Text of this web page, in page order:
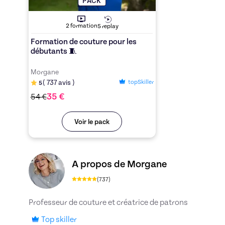
2formation5 replay
Formation de couture pour les
débutants 🧵
Morgane
5(737avis ) topSkiller
54€35€
Voir le pack
A propos de Morgane
(737)
Professeur de couture et créatrice de patrons
Top skiller